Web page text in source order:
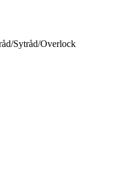
Sytråd/Overlock